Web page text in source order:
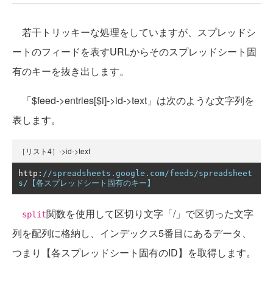
若干トリッキーな処理をしていますが、スプレッドシ
ートのフィードを表すURLからそのスプレッドシート固
有のキーを抜き出します。
「$feed->entries[$i]->id->text」は次のような文字列を
表します。
［リスト4］->id->text
http : //spreadsheets.google.com/feeds/spreadsheet
s/【各スプレッドシート固有のキー】
split関数を使用して区切り文字「/」で区切った文字
列を配列に格納し、インデックス5番目にあるデータ、
つまり【各スプレッドシート固有のID】を取得します。